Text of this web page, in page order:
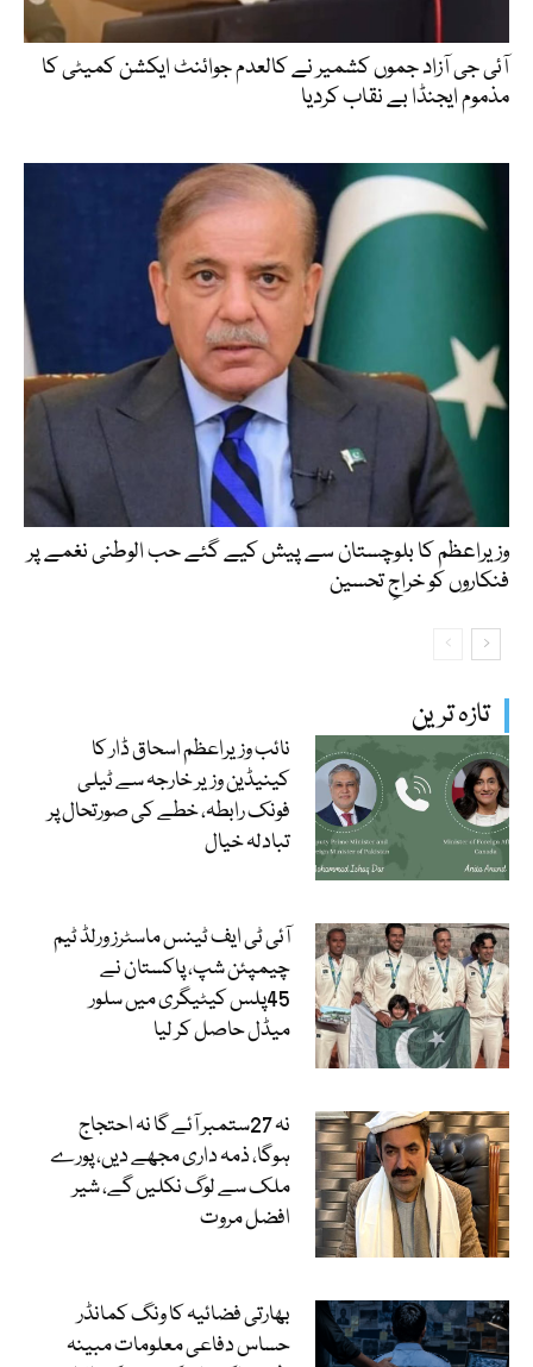
تازہ ترین
نائب وزیراعظم اسحاق ڈار کا
کینیڈین وزیر خارجہ سے ٹیلی
فونک رابطہ، خطے کی صورتحال پر
تبادلہ خیال
آئی ٹی ایف ٹینس ماسٹرز ورلڈ ٹیم
چیمپئن شپ، پاکستان نے
45پلس کیٹیگری میں سلور
میڈل حاصل کر لیا
نہ 27ستمبر آئے گا نہ احتجاج
ہوگا، ذمہ داری مجھے دیں، پورے
ملک سے لوگ نکلیں گے، شیر
افضل مروت
بھارتی فضائیہ کا ونگ کمانڈر
حساس دفاعی معلومات مبینہ
آئی جی آزاد جموں کشمیر نے کالعدم جوائنٹ ایکشن کمیٹی کا
مذموم ایجنڈا بے نقاب کردیا
وزیراعظم کا بلوچستان سے پیش کیے گئے حب الوطنی نغمے پر
فنکاروں کو خراجِ تحسین